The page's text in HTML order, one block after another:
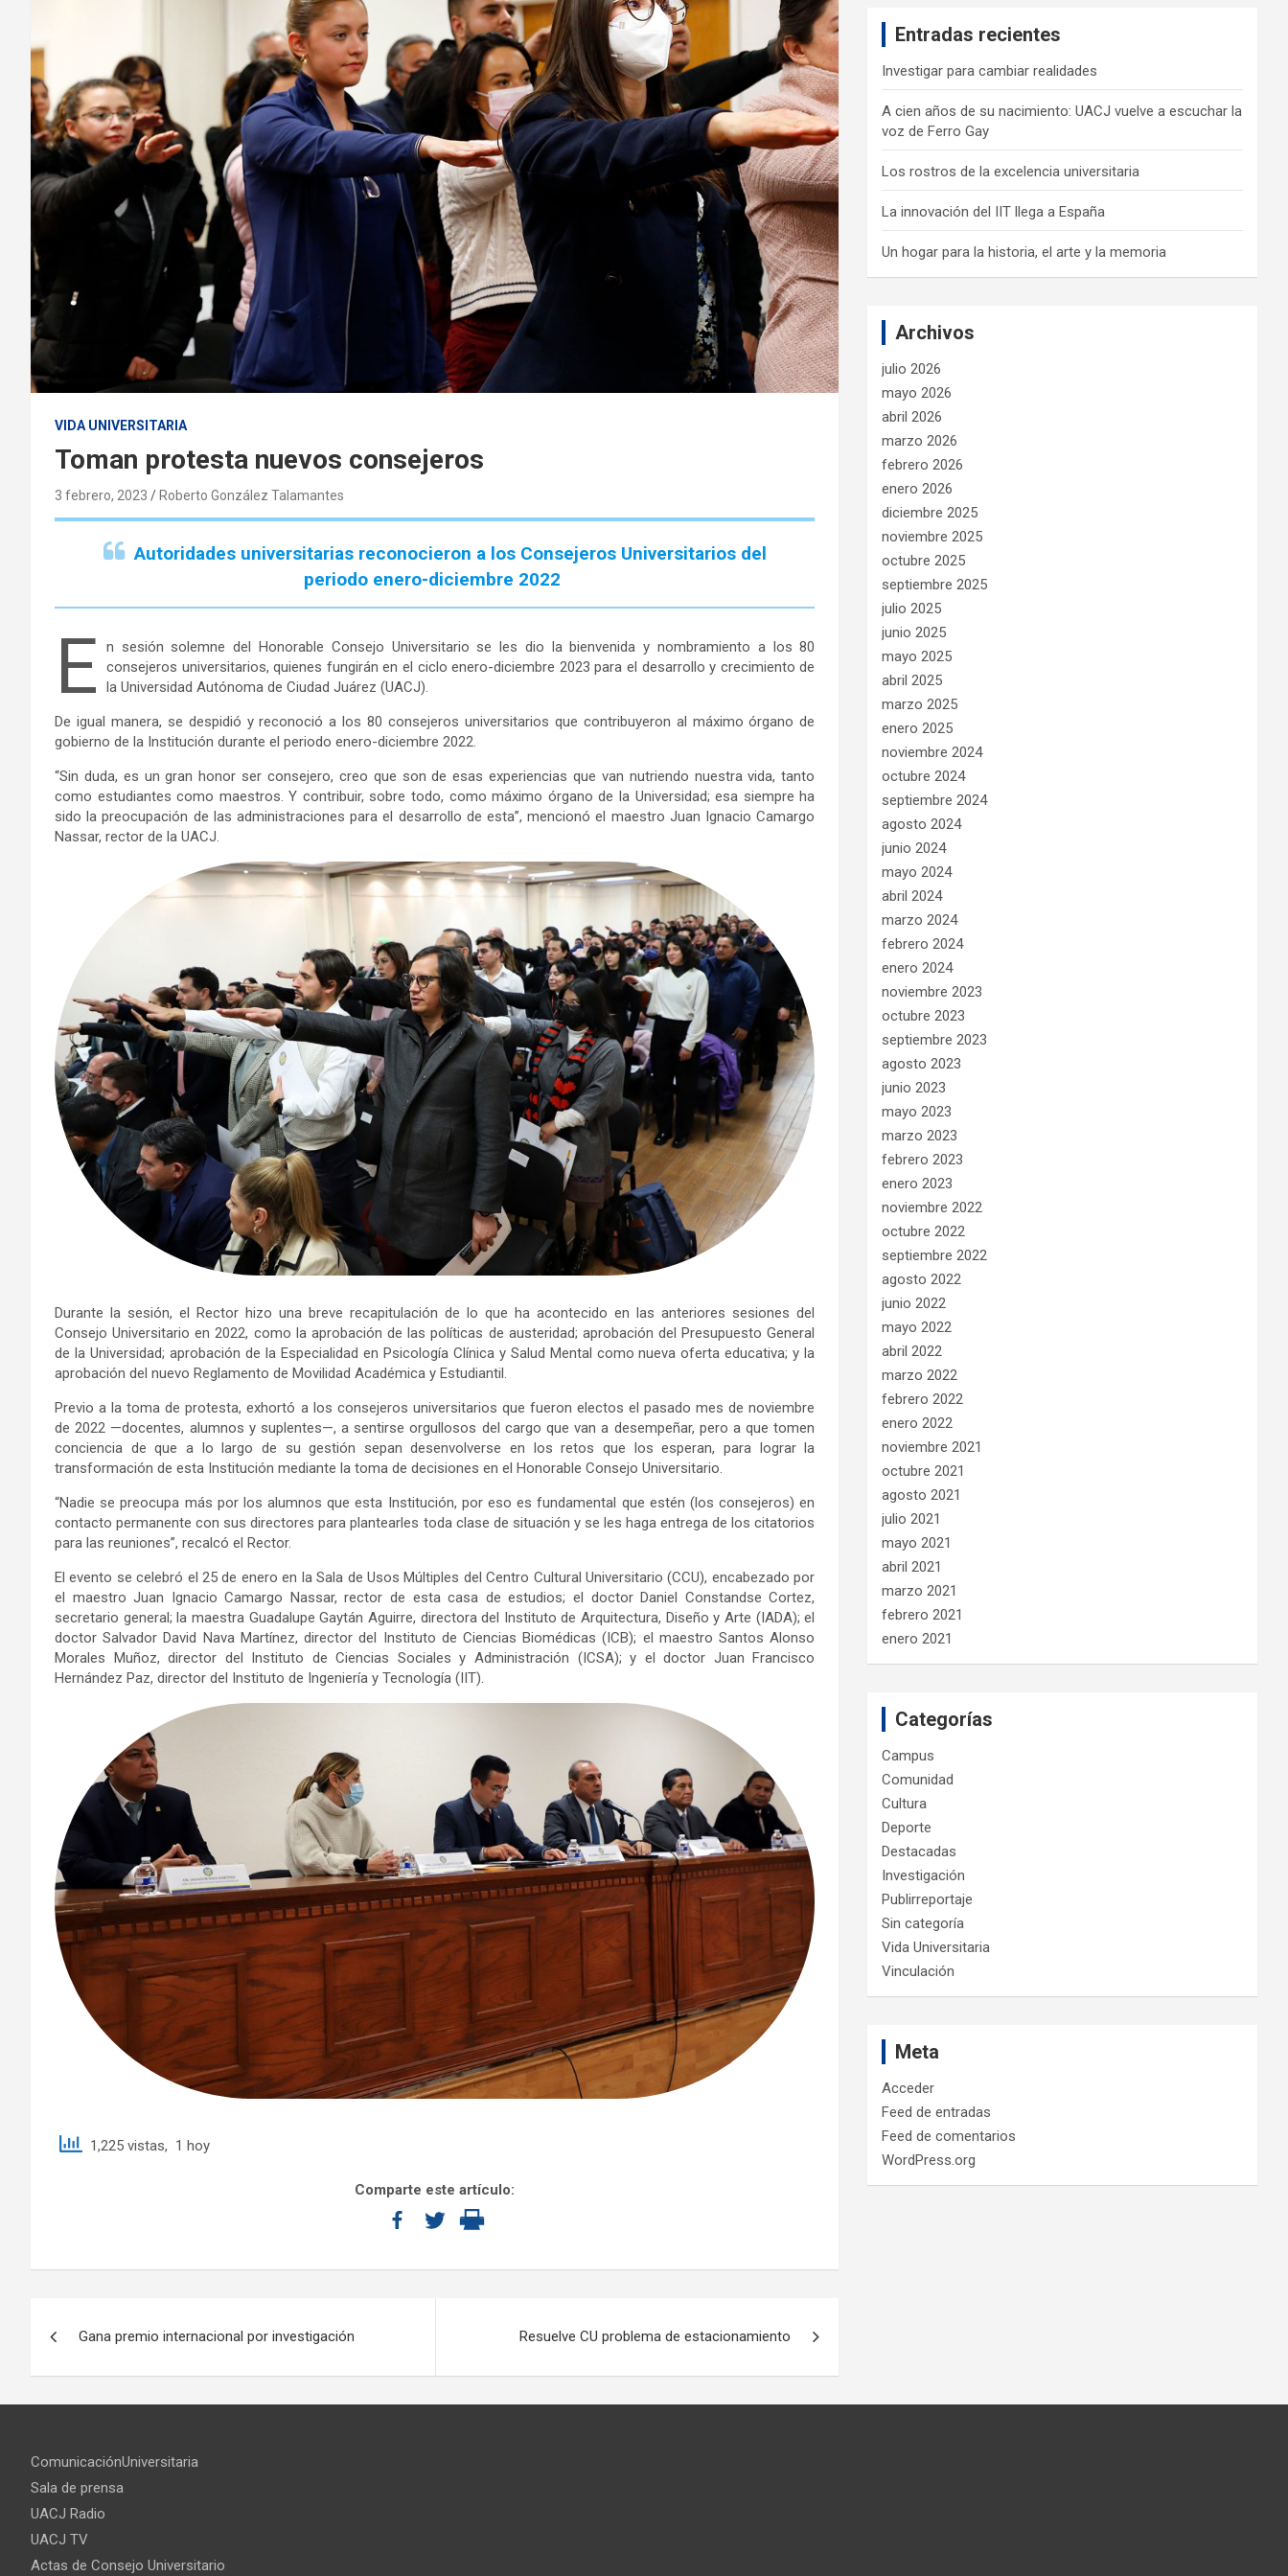
VIDA UNIVERSITARIA
Toman protesta nuevos consejeros
3 febrero, 2023 Roberto González Talamantes
Autoridades universitarias reconocieron a los Consejeros Universitarios del
periodo enero-diciembre 2022
E
n sesión solemne del Honorable Consejo Universitario se les dio la bienvenida y nombramiento a los 80
consejeros universitarios, quienes fungirán en el ciclo enero-diciembre 2023 para el desarrollo y crecimiento de
la Universidad Autónoma de Ciudad Juárez (UACJ).
De igual manera, se despidió y reconoció a los 80 consejeros universitarios que contribuyeron al máximo órgano de
gobierno de la Institución durante el periodo enero-diciembre 2022.
“Sin duda, es un gran honor ser consejero, creo que son de esas experiencias que van nutriendo nuestra vida, tanto
como estudiantes como maestros. Y contribuir, sobre todo, como máximo órgano de la Universidad; esa siempre ha
sido la preocupación de las administraciones para el desarrollo de esta”, mencionó el maestro Juan Ignacio Camargo
Nassar, rector de la UACJ.
Durante la sesión, el Rector hizo una breve recapitulación de lo que ha acontecido en las anteriores sesiones del
Consejo Universitario en 2022, como la aprobación de las políticas de austeridad; aprobación del Presupuesto General
de la Universidad; aprobación de la Especialidad en Psicología Clínica y Salud Mental como nueva oferta educativa; y la
aprobación del nuevo Reglamento de Movilidad Académica y Estudiantil.
Previo a la toma de protesta, exhortó a los consejeros universitarios que fueron electos el pasado mes de noviembre
de 2022 —docentes, alumnos y suplentes—, a sentirse orgullosos del cargo que van a desempeñar, pero a que tomen
conciencia de que a lo largo de su gestión sepan desenvolverse en los retos que los esperan, para lograr la
transformación de esta Institución mediante la toma de decisiones en el Honorable Consejo Universitario.
“Nadie se preocupa más por los alumnos que esta Institución, por eso es fundamental que estén (los consejeros) en
contacto permanente con sus directores para plantearles toda clase de situación y se les haga entrega de los citatorios
para las reuniones”, recalcó el Rector.
El evento se celebró el 25 de enero en la Sala de Usos Múltiples del Centro Cultural Universitario (CCU), encabezado por
el maestro Juan Ignacio Camargo Nassar, rector de esta casa de estudios; el doctor Daniel Constandse Cortez,
secretario general; la maestra Guadalupe Gaytán Aguirre, directora del Instituto de Arquitectura, Diseño y Arte (IADA); el
doctor Salvador David Nava Martínez, director del Instituto de Ciencias Biomédicas (ICB); el maestro Santos Alonso
Morales Muñoz, director del Instituto de Ciencias Sociales y Administración (ICSA); y el doctor Juan Francisco
Hernández Paz, director del Instituto de Ingeniería y Tecnología (IIT).
1,225 vistas, 1 hoy
Comparte este artículo:
Gana premio internacional por investigación Resuelve CU problema de estacionamiento
Entradas recientes
Investigar para cambiar realidades
A cien años de su nacimiento: UACJ vuelve a escuchar la
voz de Ferro Gay
Los rostros de la excelencia universitaria
La innovación del IIT llega a España
Un hogar para la historia, el arte y la memoria
Archivos
julio 2026
mayo 2026
abril 2026
marzo 2026
febrero 2026
enero 2026
diciembre 2025
noviembre 2025
octubre 2025
septiembre 2025
julio 2025
junio 2025
mayo 2025
abril 2025
marzo 2025
enero 2025
noviembre 2024
octubre 2024
septiembre 2024
agosto 2024
junio 2024
mayo 2024
abril 2024
marzo 2024
febrero 2024
enero 2024
noviembre 2023
octubre 2023
septiembre 2023
agosto 2023
junio 2023
mayo 2023
marzo 2023
febrero 2023
enero 2023
noviembre 2022
octubre 2022
septiembre 2022
agosto 2022
junio 2022
mayo 2022
abril 2022
marzo 2022
febrero 2022
enero 2022
noviembre 2021
octubre 2021
agosto 2021
julio 2021
mayo 2021
abril 2021
marzo 2021
febrero 2021
enero 2021
Categorías
Campus
Comunidad
Cultura
Deporte
Destacadas
Investigación
Publirreportaje
Sin categoría
Vida Universitaria
Vinculación
Meta
Acceder
Feed de entradas
Feed de comentarios
WordPress.org
ComunicaciónUniversitaria
Sala de prensa
UACJ Radio
UACJ TV
Actas de Consejo Universitario